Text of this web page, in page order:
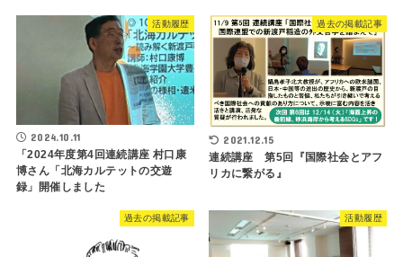
活動履歴
2024.10.11
「2024年度第4回連続講座 村口康
博さん「北海カルテットの交遊
録」開催しました
過去の掲載記事
2021.12.15
連続講座 第5回『国際社会とアフ
リカに繋がる』
過去の掲載記事 活動履歴